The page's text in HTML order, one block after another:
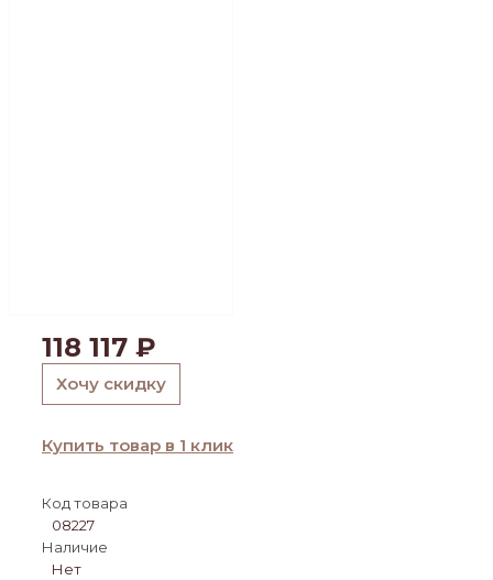
118 117 ₽
Хочу скидку
Купить товар в 1 клик
Код товара
08227
Наличие
Нет